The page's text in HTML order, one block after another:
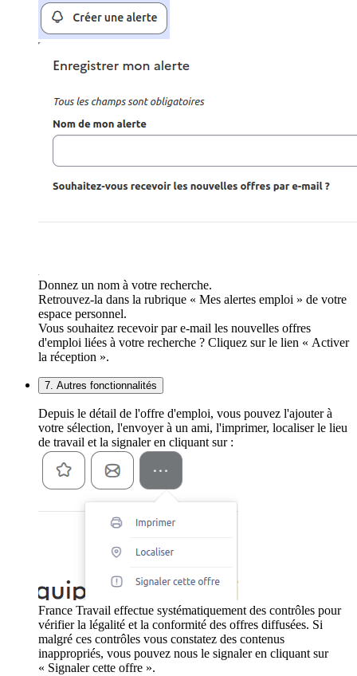
Donnez un nom à votre recherche.
Retrouvez-la dans la rubrique « Mes alertes emploi » de votre
espace personnel.
Vous souhaitez recevoir par e-mail les nouvelles offres
d'emploi liées à votre recherche ? Cliquez sur le lien « Activer
la réception ».
7. Autres fonctionnalités
Depuis le détail de l'offre d'emploi, vous pouvez l'ajouter à
votre sélection, l'envoyer à un ami, l'imprimer, localiser le lieu
de travail et la signaler en cliquant sur :
France Travail effectue systématiquement des contrôles pour
vérifier la légalité et la conformité des offres diffusées. Si
malgré ces contrôles vous constatez des contenus
inappropriés, vous pouvez nous le signaler en cliquant sur
« Signaler cette offre ».